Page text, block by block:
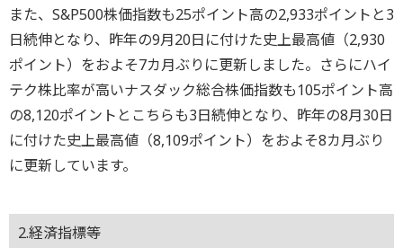
また、S&P500株価指数も25ポイント高の2,933ポイントと3
日続伸となり、昨年の9月20日に付けた史上最高値（2,930
ポイント）をおよそ7カ月ぶりに更新しました。さらにハイ
テク株比率が高いナスダック総合株価指数も105ポイント高
の8,120ポイントとこちらも3日続伸となり、昨年の8月30日
に付けた史上最高値（8,109ポイント）をおよそ8カ月ぶり
に更新しています。
2.経済指標等